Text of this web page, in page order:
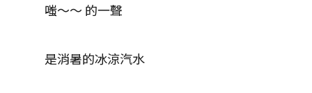
嗤～～ 的一聲
是消暑的冰涼汽水